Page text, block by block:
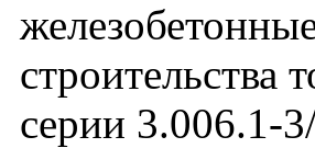
строительства
серии 3.006.1-